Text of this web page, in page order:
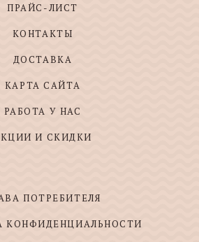
ПРАЙС-ЛИСТ
КОНТАКТЫ
ДОСТАВКА
КАРТА САЙТА
РАБОТА У НАС
И СКИДКИ
ПОТРЕБИТЕЛЯ
КОНФИДЕНЦИАЛЬНОСТИ